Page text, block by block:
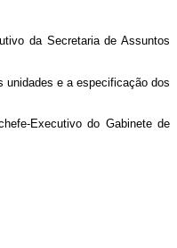
da Secretaria de Assuntos
unidades e a especificação dos
Executivo do Gabinete de